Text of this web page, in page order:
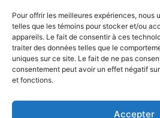
Pour offrir les meilleures expériences, nous
telles que les témoins pour stocker et/ou
appareils. Le fait de consentir à ces
traiter des données telles que le
uniques sur ce site. Le fait de ne pas
consentement peut avoir un effet négatif
et fonctions.
Accepter
Nous Suivre
Contactez-nous :